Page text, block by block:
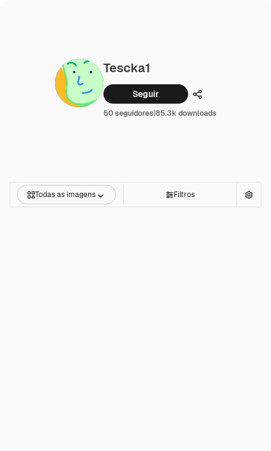
Tescka1
Seguir Compartilhar
50 seguidores|85.3k downloads
Todas as imagens Filtros